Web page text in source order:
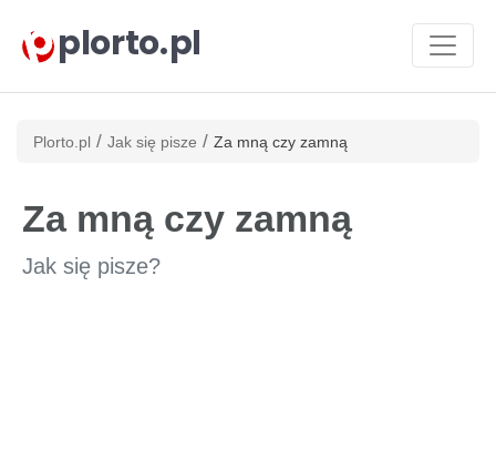
plorto.pl
Plorto.pl / Jak się pisze / Za mną czy zamną
Za mną czy zamną
Jak się pisze?